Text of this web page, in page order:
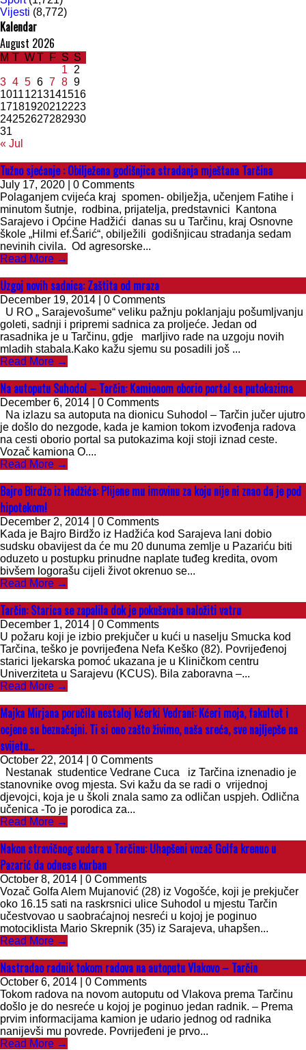
Vijesti (8,772)
Kalendar
August 2026
M T WT F S S
« Jul
1
2
3 4 5 6 7 8 9
10111213141516
17181920212223
24252627282930
31
Tužno sjećanje : Obilježena godišnjica stradanja mještana Tarčina
July 17, 2020 | 0 Comments
Polaganjem cvijeća kraj spomen- obilježja, učenjem Fatihe i
minutom šutnje, rodbina, prijatelja, predstavnici Kantona
Sarajevo i Općine Hadžići danas su u Tarčinu, kraj Osnovne
škole „Hilmi ef.Šarić“, obilježili godišnjicau stradanja sedam
nevinih civila. Od agresorske...
Read More →
Uzgoj novih sadnica: Zaštita od mraza
December 19, 2014 | 0 Comments
U RO „ Sarajevošume“ veliku pažnju poklanjaju pošumljvanju
goleti, sadnji i pripremi sadnica za proljeće. Jedan od
rasadnika je u Tarčinu, gdje marljivo rade na uzgoju novih
mladih stabala.Kako kažu sjemu su posadili još ...
Read More →
Na autoputu Suhodol – Tarčin: Kamionom oborio portal sa putokazima
December 6, 2014 | 0 Comments
Na izlazu sa autoputa na dionicu Suhodol – Tarčin jučer ujutro
je došlo do nezgode, kada je kamion tokom izvođenja radova
na cesti oborio portal sa putokazima koji stoji iznad ceste.
Vozač kamiona O....
Read More →
Bajro Birdžo iz Hadžića: Plijene mu imovinu za koju nije ni znao da je pod
hipotekom!
December 2, 2014 | 0 Comments
Kada je Bajro Birdžo iz Hadžića kod Sarajeva lani dobio
sudsku obavijest da će mu 20 dunuma zemlje u Pazariću biti
oduzeto u postupku prinudne naplate tuđeg kredita, ovom
bivšem logorašu cijeli život okrenuo se...
Read More →
Tarčin: Starica se zapalila dok je pokušavala naložiti vatru
December 1, 2014 | 0 Comments
U požaru koji je izbio prekjučer u kući u naselju Smucka kod
Tarčina, teško je povrijeđena Nefa Keško (82). Povrijeđenoj
starici ljekarska pomoć ukazana je u Kliničkom centru
Univerziteta u Sarajevu (KCUS). Bila zaboravna –...
Read More →
Majka Mirjana poručila nestaloj kćerki Vedrani: Kćeri moja, fakultet i
ocjene su beznačajni. Ti si ono zašto živimo, naša sreća, sve najljepše na
svijetu…
October 22, 2014 | 0 Comments
Nestanak studentice Vedrane Cuca iz Tarčina iznenadio je
stanovnike ovog mjesta. Svi kažu da se radi o vrijednoj
djevojci, koja je u školi znala samo za odličan uspjeh. Odlična
učenica -To je porodica za...
Read More →
Nakon stravičnog sudara u Tarčinu: Uhapšeni vozač Golfa krenuo u
Pazarić da odnese kurban
October 8, 2014 | 0 Comments
Vozač Golfa Alem Mujanović (28) iz Vogošće, koji je prekjučer
oko 16.15 sati na raskrsnici ulice Suhodol u mjestu Tarčin
učestvovao u saobraćajnoj nesreći u kojoj je poginuo
motociklista Mario Skrepnik (35) iz Sarajeva, uhapšen...
Read More →
Nastradao radnik tokom radova na autoputu Vlakovo – Tarčin
October 6, 2014 | 0 Comments
Tokom radova na novom autoputu od Vlakova prema Tarčinu
došlo je do nesreće u kojoj je poginuo jedan radnik. – Prema
prvim informacijama kamion je udario jednog od radnika
nanijevši mu povrede. Povrijeđeni je prvo...
Read More →